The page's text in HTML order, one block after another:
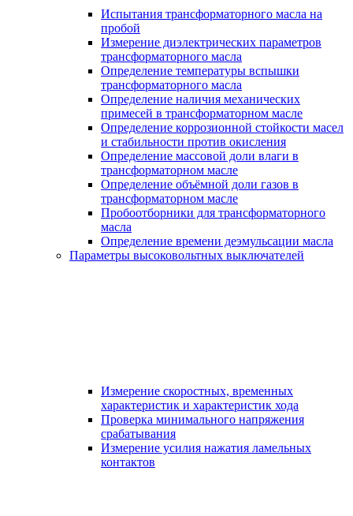
Испытания трансформаторного масла на
пробой
Измерение диэлектрических параметров
трансформаторного масла
Определение температуры вспышки
трансформаторного масла
Определение наличия механических
примесей в трансформаторном масле
Определение коррозионной стойкости масел
и стабильности против окисления
Определение массовой доли влаги в
трансформаторном масле
Определение объёмной доли газов в
трансформаторном масле
Пробоотборники для трансформаторного
масла
Определение времени деэмульсации масла
Параметры высоковольтных выключателей
Измерение скоростных, временных
характеристик и характеристик хода
Проверка минимального напряжения
срабатывания
Измерение усилия нажатия ламельных
контактов